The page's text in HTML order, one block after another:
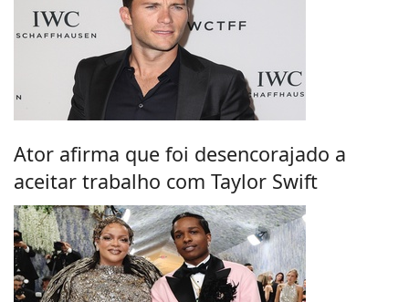
Ator afirma que foi desencorajado a
aceitar trabalho com Taylor Swift